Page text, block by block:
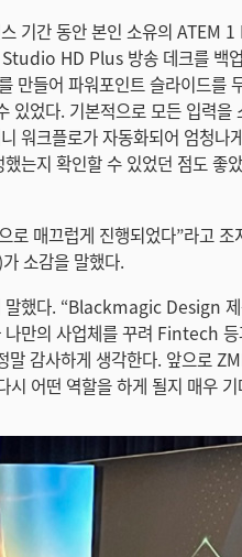
기간 동안 본인 소유의
HD Plus 방송 데크를 백
만들어 파워포인트 슬라이드를
있었다. 기본적으로 모든 입력
워크플로가 자동화되어 엄청
는지 확인할 수 있었던 점도 좋
로 매끄럽게 진행되었다”라고
소감을 말했다.
말했다. “Blackmagic Design
나만의 사업체를 꾸려 Fintech
말 감사하게 생각한다. 앞으로
어떤 역할을 하게 될지 매우 기